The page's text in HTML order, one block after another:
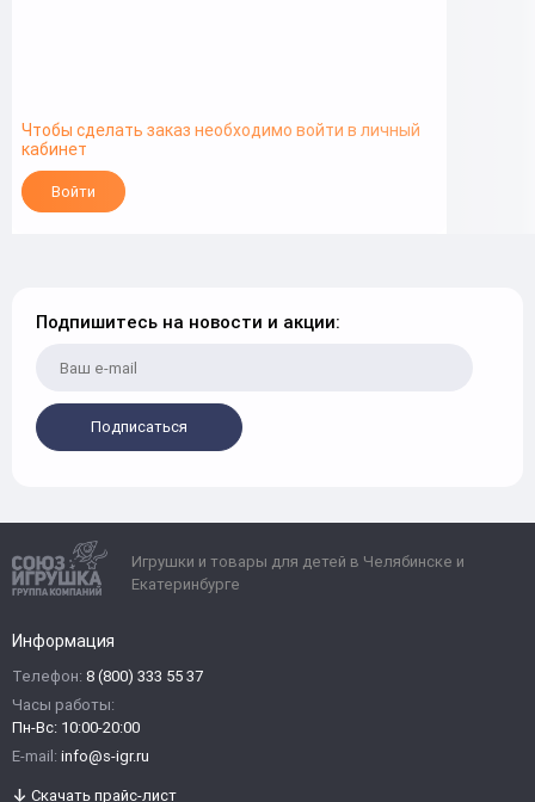
Чтобы сделать заказ необходимо войти в личный
кабинет
Войти
Подпишитесь на новости и акции:
Подписаться
Игрушки и товары для детей в Челябинске и
Екатеринбурге
Информация
Телефон: 8 (800) 333 55 37
Часы работы:
Пн-Вс: 10:00-20:00
E-mail: info@s-igr.ru
Скачать прайс-лист